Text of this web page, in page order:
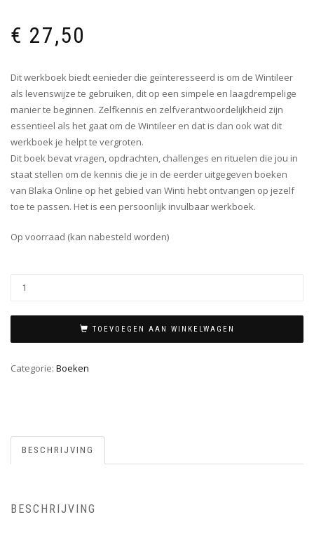
€ 27,50
Dit werkboek biedt eenieder die geïnteresseerd is om de Wintileer
als levenswijze te gebruiken, dit op een simpele en laagdrempelige
manier te beginnen. Zelfkennis en zelfverantwoordelijkheid zijn
essentieel als het gaat om de Wintileer en dat is dan ook wat dit
werkboek je helpt te vergroten.
Dit boek bevat vragen, opdrachten, challenges en rituelen die jou in
staat stellen om de kennis die je in de eerder uitgegeven boeken
van Blaka Online op het gebied van Winti hebt ontvangen op jezelf
toe te passen. Het is een persoonlijk invulbaar werkboek.
Op voorraad (kan nabesteld worden)
TOEVOEGEN AAN WINKELWAGEN
Categorie: Boeken
BESCHRIJVING
BESCHRIJVING